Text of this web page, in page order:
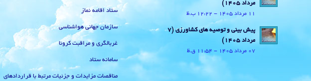
مرداد ۱۴۰۵)
11 مرداد 1405 - 12:22 ب.ظ
پیش بینی و توصیه های کشاورزی (7
مرداد ۱۴۰۵)
07 مرداد 1405 - 11:54 ق.ظ
ستاد اقامه نماز
سازمان جهانی هواشناسی
غربالگری و مراقبت کرونا
سامانه ستاد
مناقصات مزایدات و جزئیات مرتبط با قراردادهای